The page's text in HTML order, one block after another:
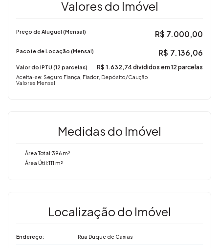
Valores do Imóvel
R$ 7.000,00
Preço de Aluguel (Mensal)
Valores Mensal
Aceita-se: Seguro Fiança, Fiador, Depósito/Caução
Valor do IPTU (12 parcelas) R$ 1.632,74 divididos em 12 parcelas
R$ 7.136,06
Pacote de Locação (Mensal)
Medidas do Imóvel
Área Total:396 m²
Área Útil:111 m²
Localização do Imóvel
Endereço: Rua Duque de Caxias